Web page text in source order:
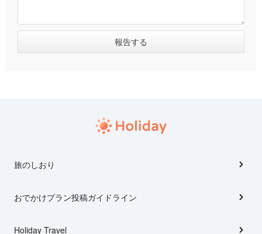
旅のしおり
おでかけプラン投稿ガイドライン
Holiday Travel